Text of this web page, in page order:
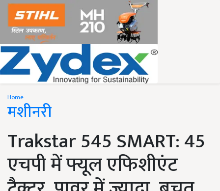
Home
मशीनरी
Trakstar 545 SMART: 45
एचपी में फ्यूल एफिशीएंट